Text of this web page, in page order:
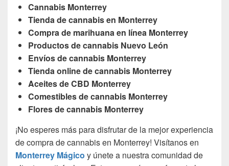
Cannabis Monterrey
Tienda de cannabis en Monterrey
Compra de marihuana en línea Monterrey
Productos de cannabis Nuevo León
Envíos de cannabis Monterrey
Tienda online de cannabis Monterrey
Aceites de CBD Monterrey
Comestibles de cannabis Monterrey
Flores de cannabis Monterrey
¡No esperes más para disfrutar de la mejor experiencia
de compra de cannabis en Monterrey! Visítanos en
Monterrey Mágico y únete a nuestra comunidad de